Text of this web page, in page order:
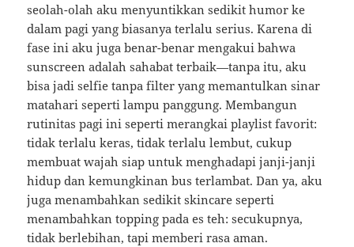
seolah-olah aku menyuntikkan sedikit humor ke
dalam pagi yang biasanya terlalu serius. Karena di
fase ini aku juga benar-benar mengakui bahwa
sunscreen adalah sahabat terbaik—tanpa itu, aku
bisa jadi selfie tanpa filter yang memantulkan sinar
matahari seperti lampu panggung. Membangun
rutinitas pagi ini seperti merangkai playlist favorit:
tidak terlalu keras, tidak terlalu lembut, cukup
membuat wajah siap untuk menghadapi janji-janji
hidup dan kemungkinan bus terlambat. Dan ya, aku
juga menambahkan sedikit skincare seperti
menambahkan topping pada es teh: secukupnya,
tidak berlebihan, tapi memberi rasa aman.